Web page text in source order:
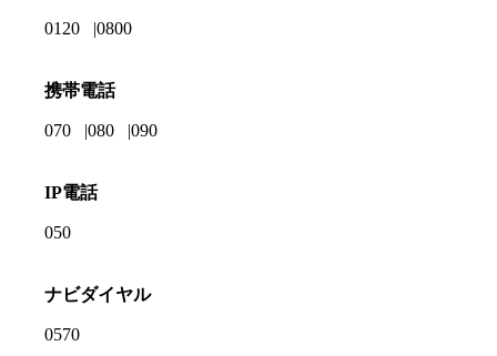
0120 0800
携帯電話
070 080 090
IP電話
050
ナビダイヤル
0570